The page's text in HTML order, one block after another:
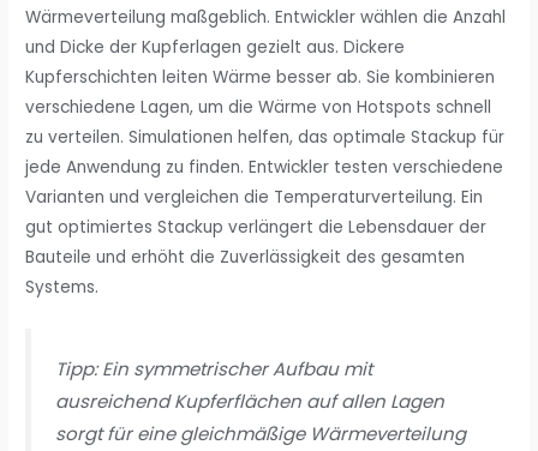
Wärmeverteilung maßgeblich. Entwickler wählen die Anzahl
und Dicke der Kupferlagen gezielt aus. Dickere
Kupferschichten leiten Wärme besser ab. Sie kombinieren
verschiedene Lagen, um die Wärme von Hotspots schnell
zu verteilen. Simulationen helfen, das optimale Stackup für
jede Anwendung zu finden. Entwickler testen verschiedene
Varianten und vergleichen die Temperaturverteilung. Ein
gut optimiertes Stackup verlängert die Lebensdauer der
Bauteile und erhöht die Zuverlässigkeit des gesamten
Systems.
Tipp: Ein symmetrischer Aufbau mit
ausreichend Kupferflächen auf allen Lagen
sorgt für eine gleichmäßige Wärmeverteilung